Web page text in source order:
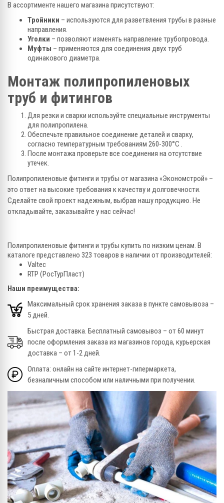
В ассортименте нашего магазина присутствуют:
Тройники – используются для разветвления трубы в разные
направления.
Уголки – позволяют изменять направление трубопровода.
Муфты – применяются для соединения двух труб
одинакового диаметра.
Монтаж полипропиленовых
труб и фитингов
Для резки и сварки используйте специальные инструменты
для полипропилена.
Обеспечьте правильное соединение деталей и сварку,
согласно температурным требованиям 260-300°C .
После монтажа проверьте все соединения на отсутствие
утечек.
Полипропиленовые фитинги и трубы от магазина «Экономстрой» –
это ответ на высокие требования к качеству и долговечности.
Сделайте свой проект надежным, выбрав нашу продукцию. Не
откладывайте, заказывайте у нас сейчас!
Полипропиленовые фитинги и трубы купить по низким ценам. В
каталоге представлено 323 товаров в наличии от производителей:
Valtec
RTP (РосТурПласт)
Наши преимущества:
Максимальный срок хранения заказа в пункте самовывоза –
5 дней.
Быстрая доставка. Бесплатный самовывоз – от 60 минут
после оформления заказа из магазинов города, курьерская
доставка – от 1-2 дней.
Оплата: онлайн на сайте интернет-гипермаркета,
безналичным способом или наличными при получении.